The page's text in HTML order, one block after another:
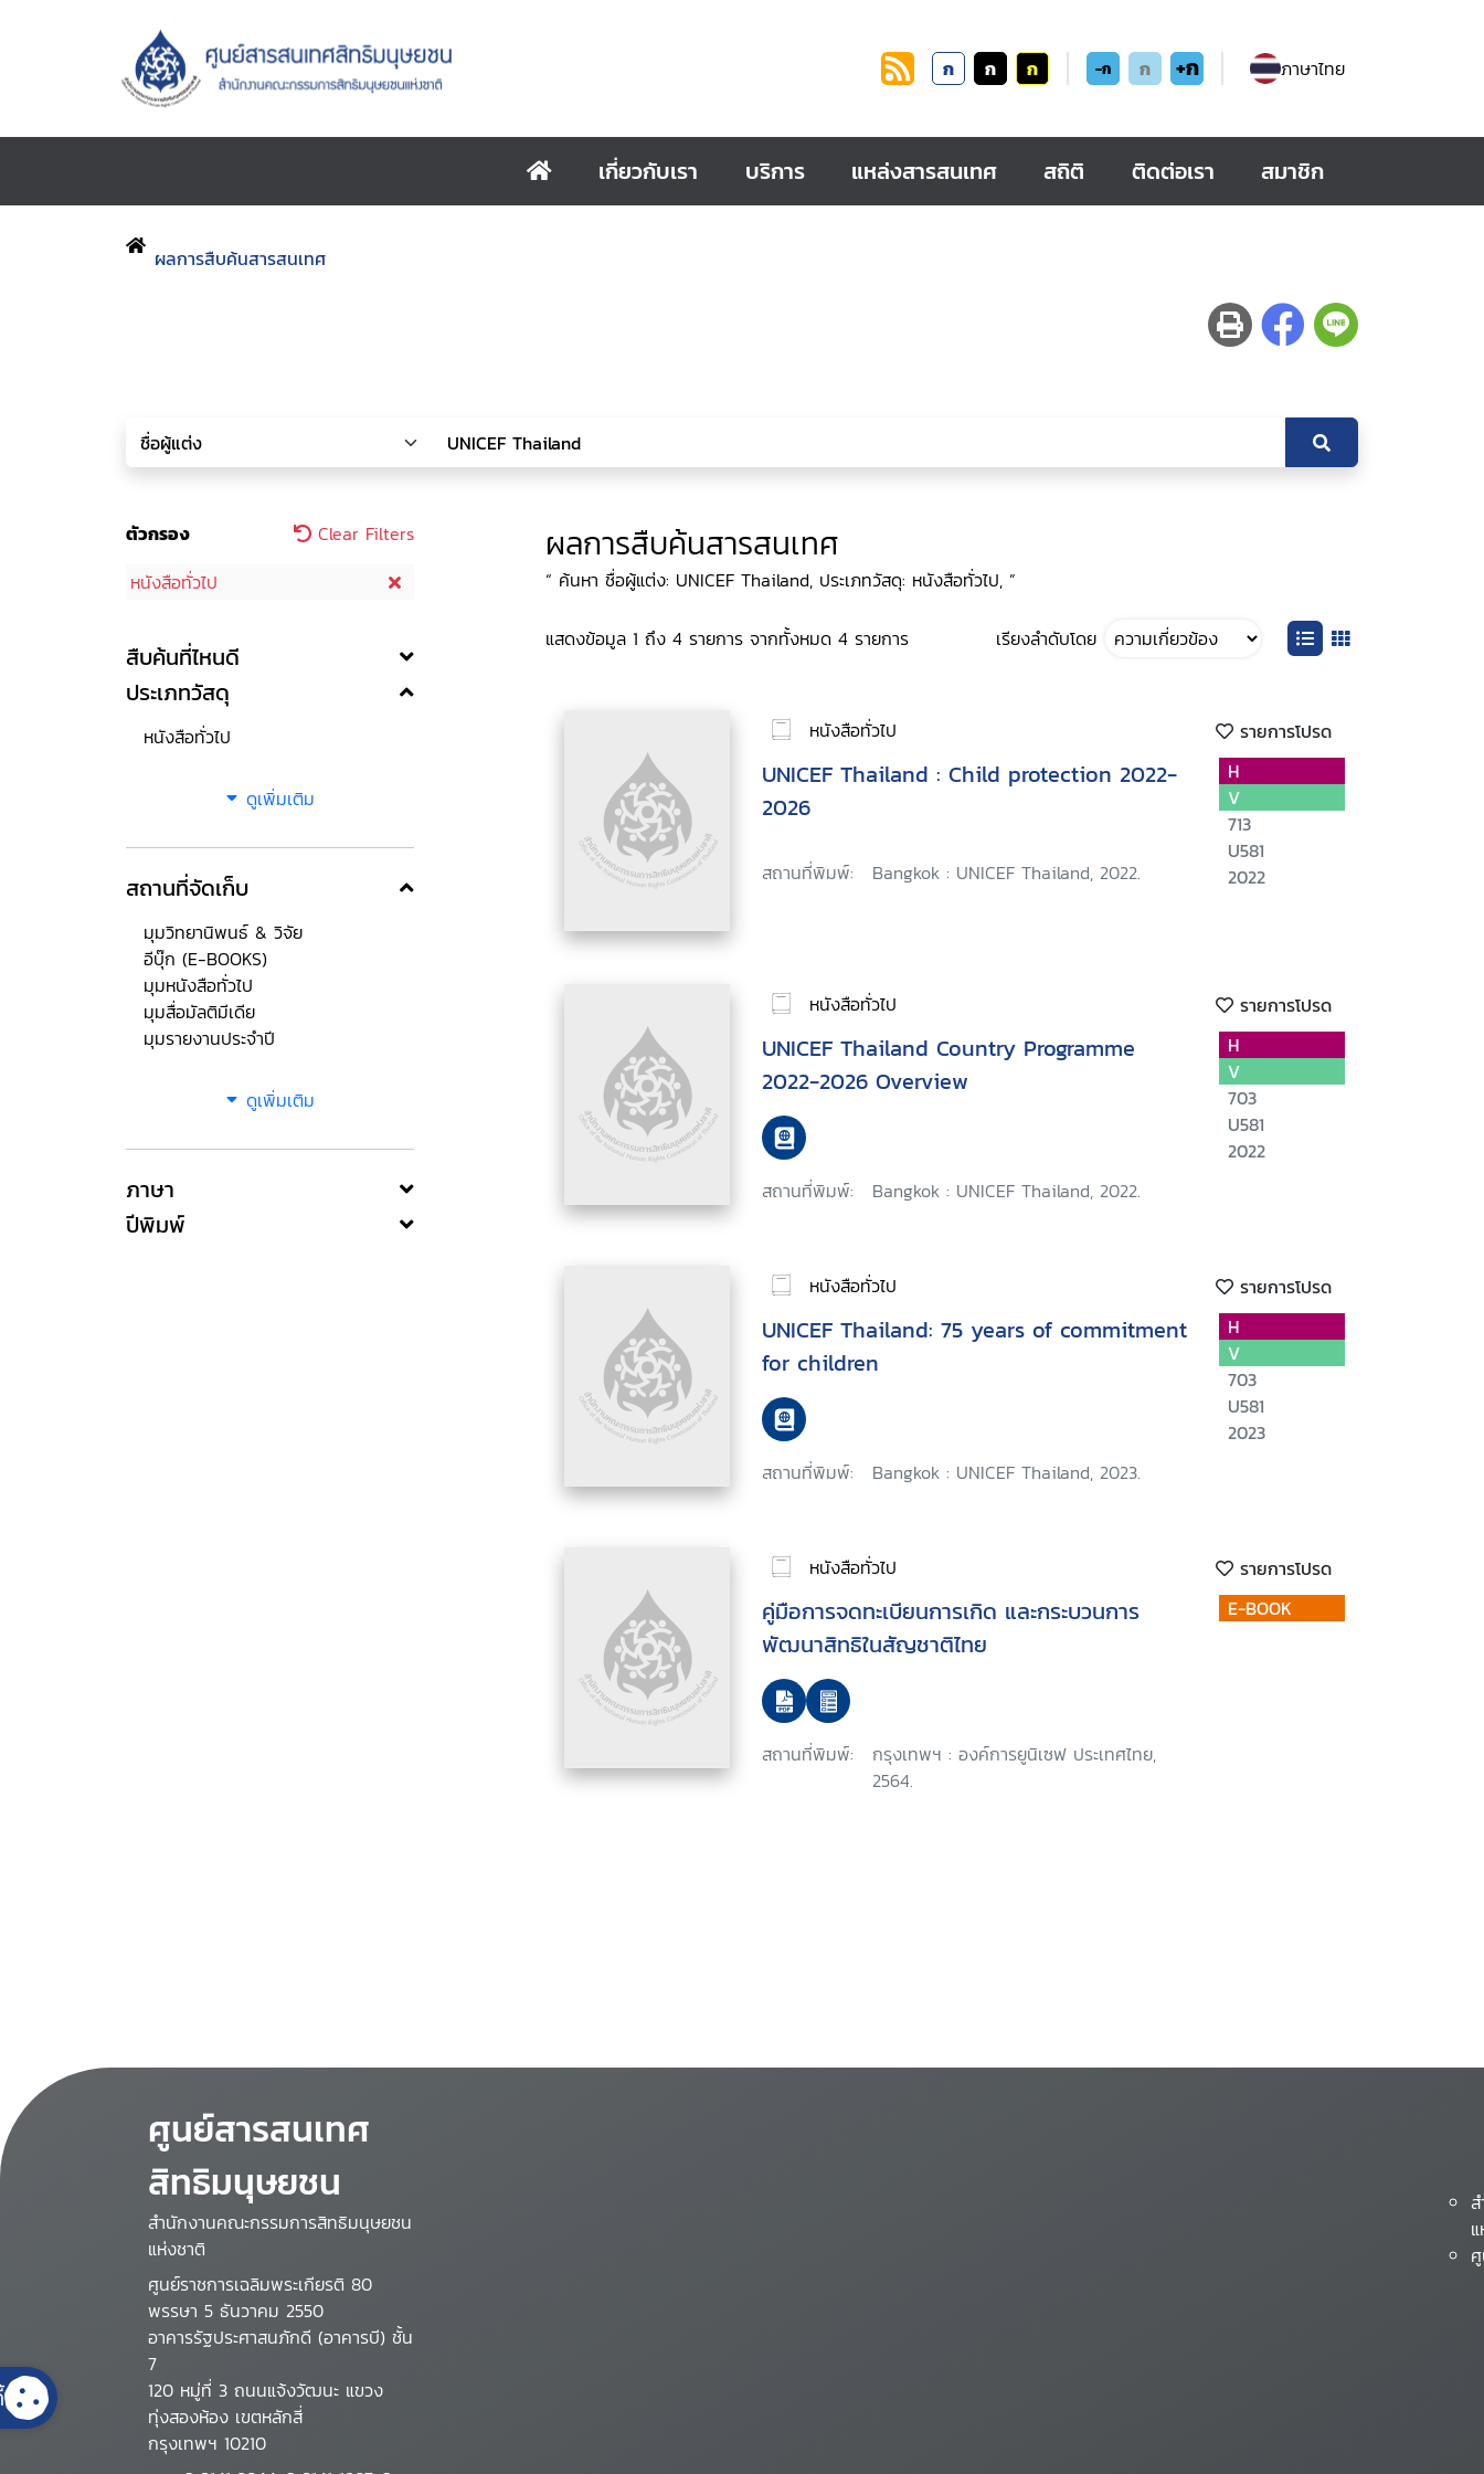
ก ก ก -ก ก +ก ภาษาไทย
เกี่ยวกับเรา บริการ แหล่งสารสนเทศ สถิติ ติดต่อเรา สมาชิก
ผลการสืบค้นสารสนเทศ
ตัวกรอง
Clear Filters
หนังสือทั่วไป
สืบค้นที่ไหนดี
ประเภทวัสดุ
หนังสือทั่วไป
ดูเพิ่มเติม
สถานที่จัดเก็บ
มุมวิทยานิพนธ์ & วิจัย
อีบุ๊ก (E-BOOKS)
มุมหนังสือทั่วไป
มุมสื่อมัลติมีเดีย
มุมรายงานประจำปี
ดูเพิ่มเติม
ภาษา
ปีพิมพ์
ผลการสืบค้นสารสนเทศ
“ ค้นหา ชื่อผู้แต่ง: UNICEF Thailand, ประเภทวัสดุ: หนังสือทั่วไป, ”
แสดงข้อมูล 1 ถึง 4 รายการ จากทั้งหมด 4 รายการ เรียงลำดับโดย
หนังสือทั่วไป รายการโปรด
UNICEF Thailand : Child protection 2022-
2026
สถานที่พิมพ์: Bangkok : UNICEF Thailand, 2022.
H
V
713
U581
2022
หนังสือทั่วไป รายการโปรด
UNICEF Thailand Country Programme
2022-2026 Overview
สถานที่พิมพ์: Bangkok : UNICEF Thailand, 2022.
H
V
703
U581
2022
หนังสือทั่วไป รายการโปรด
UNICEF Thailand: 75 years of commitment
for children
สถานที่พิมพ์: Bangkok : UNICEF Thailand, 2023.
H
V
703
U581
2023
หนังสือทั่วไป รายการโปรด
คู่มือการจดทะเบียนการเกิด และกระบวนการ
พัฒนาสิทธิในสัญชาติไทย
สถานที่พิมพ์:
กรุงเทพฯ : องค์การยูนิเซฟ ประเทศไทย,
2564.
E-BOOK
ศูนย์สารสนเทศ
สิทธิมนุษยชน
สำนักงานคณะกรรมการสิทธิมนุษยชน
แห่งชาติ
ศูนย์ราชการเฉลิมพระเกียรติ 80
พรรษา 5 ธันวาคม 2550
อาคารรัฐประศาสนภักดี (อาคารบี) ชั้น
7
120 หมู่ที่ 3 ถนนแจ้งวัฒนะ แขวง
ทุ่งสองห้อง เขตหลักสี่
กรุงเทพฯ 10210